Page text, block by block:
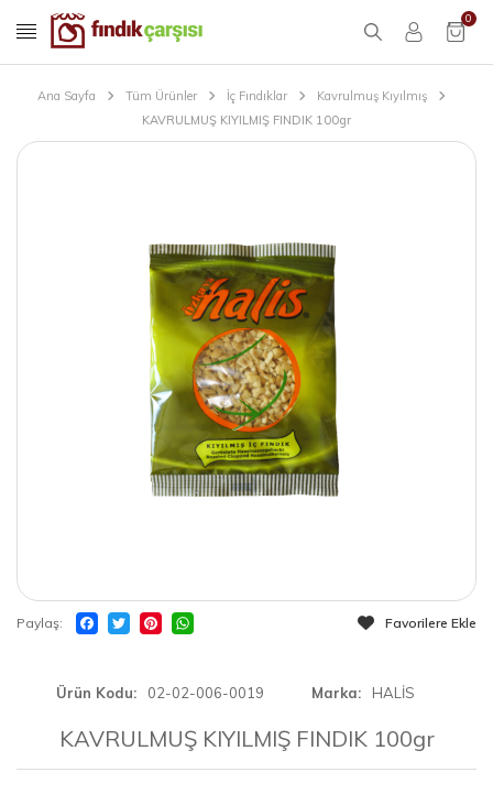
0
Ana Sayfa Tüm Ürünler İç Fındıklar
Kavrulmuş Kıyılmış
KAVRULMUŞ KIYILMIŞ FINDIK 100gr
Paylaş Favorilere Ekle
Ürün Kodu 02-02-006-0019 Marka HALİS
KAVRULMUŞ KIYILMIŞ FINDIK 100gr